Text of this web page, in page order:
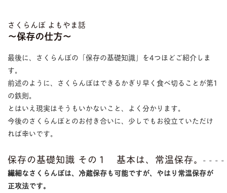
さくらんぼ よもやま話
〜保存の仕方〜
最後に、さくらんぼの「保存の基礎知識」を4つほどご紹介しま
す。
前述のように、さくらんぼはできるかぎり早く食べ切ることが第1
の鉄則。
とはいえ現実はそうもいかないこと、よく分かります。
今後のさくらんぼとのお付き合いに、少しでもお役立ていただけ
れば幸いです。
保存の基礎知識 その１ 基本は、常温保存。
繊細なさくらんぼは、冷蔵保存も可能ですが、やはり常温保存が
正攻法です。